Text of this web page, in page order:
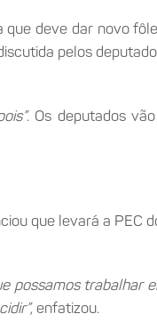
deve dar novo
pelos
. Os deputados
que levará a PEC
possamos trabalhar
, enfatizou.